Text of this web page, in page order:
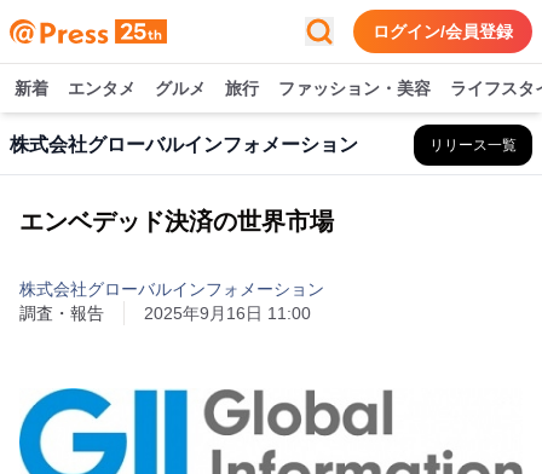
ログイン/会員登録
新着 エンタメ グルメ 旅行 ファッション・美容 ライフスタ
株式会社グローバルインフォメーション リリース一覧
エンベデッド決済の世界市場
株式会社グローバルインフォメーション
調査・報告
2025年9月16日 11:00